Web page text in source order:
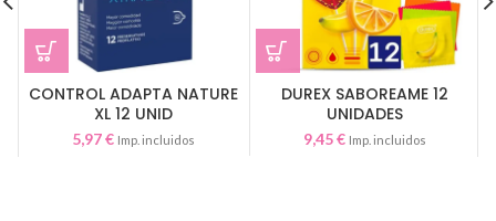
CONTROL ADAPTA NATURE
XL 12 UNID
5,97€ Imp. incluidos
DUREX SABOREAME 12
UNIDADES
9,45€ Imp. incluidos